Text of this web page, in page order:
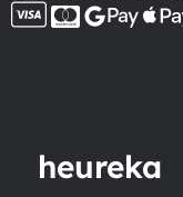
heureka